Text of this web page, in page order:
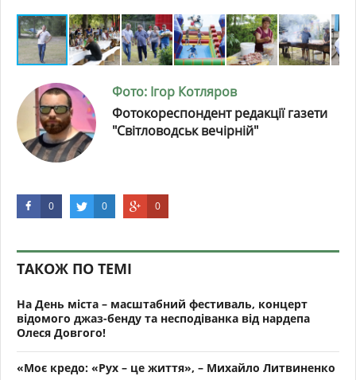
Фото: Ігор Котляров
Фотокореспондент редакції газети
"Світловодськ вечірній"
0 0 0
ТАКОЖ ПО ТЕМІ
На День міста – масштабний фестиваль, концерт
відомого джаз-бенду та несподіванка від нардепа
Олеся Довгого!
«Моє кредо: «Рух – це життя», – Михайло Литвиненко